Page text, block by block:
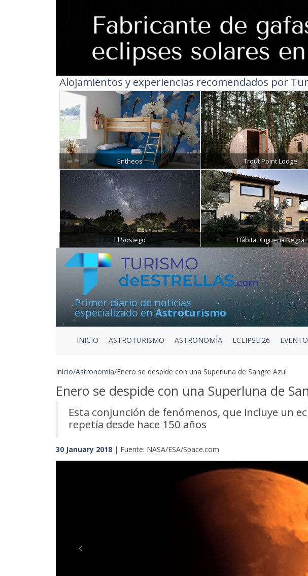
Alojamientos y experiencias recomendados por
Entheos Trout Point Lodge
El Sosiego Hábitat Cigüeña Negra
Primer diario de noticias
especializado enAstroturismo
INICIO ASTROTURISMO ASTRONOMÍA ECLIPSE 26
Inicio/Astronomía/Enero se despide con una Superluna de Sangre Azul
Enero se despide con una Superluna de
Esta conjunción de fenómenos, que incluye un
repetía desde hace 150 años
30 January 2018| Fuente: NASA/ESA/Space.com